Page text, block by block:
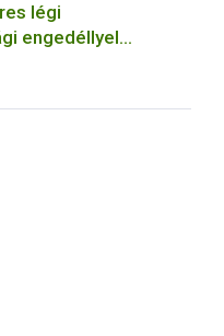
légi
engedéllyel